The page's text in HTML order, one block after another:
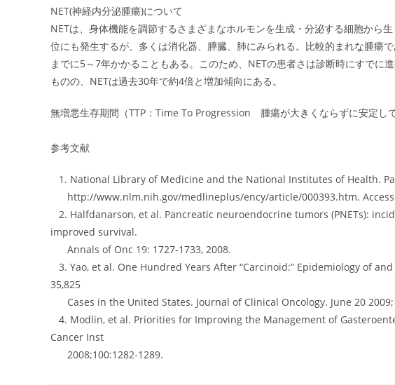
NET(神経内分泌腫瘍)について
NETは、身体機能を調節するさまざまなホルモンを生成・分泌する細胞から
位にも発生するが、多くは消化器、膵臓、肺にみられる。比較的まれな腫瘍
までに5～7年かかることもある。このため、NETの患者さは診断時にすでに
ものの、NETは過去30年で約4倍と増加傾向にある。
無増悪生存期間（TTP：Time To Progression 腫瘍が大きくならずに安定して
参考文献
1. National Library of Medicine and the National Institutes of Health.
http://www.nlm.nih.gov/medlineplus/ency/article/000393.htm.
2. Halfdanarson, et al. Pancreatic neuroendocrine tumors (PNETs):
improved survival.
Annals of Onc 19: 1727-1733, 2008.
3. Yao, et al. One Hundred Years After “Carcinoid:” Epidemiology of
35,825
Cases in the United States. Journal of Clinical Oncology. June 20
4. Modlin, et al. Priorities for Improving the Management of
Cancer Inst
2008;100:1282-1289.